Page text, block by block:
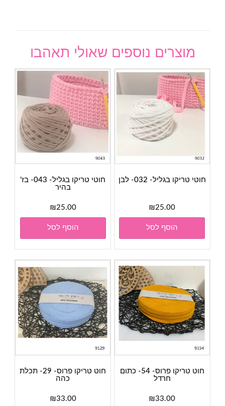
מוצרים נוספים שאולי תאהבו
חוטי טריקו בגליל- 032- לבן
₪25.00
הוסף לסל
חוטי טריקו בגליל- 043- בז'
בהיר
₪25.00
הוסף לסל
חוט טריקו פרוס- 54- כתום
חרדל
₪33.00
חוט טריקו פרוס- 29- תכלת
כהה
₪33.00